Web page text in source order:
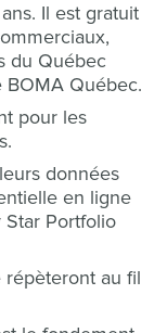
Il est gratuit
du Québec
BOMA Québec.
pour les
données
en ligne
Portfolio
répèteront au fil